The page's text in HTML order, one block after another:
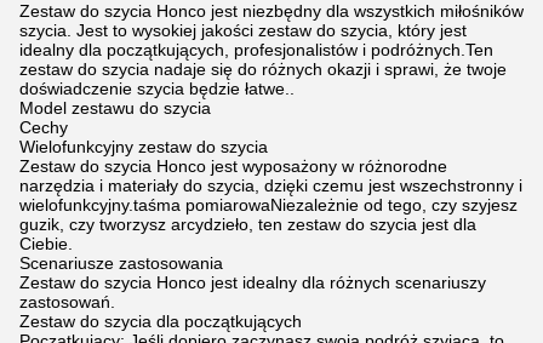
Zestaw do szycia Honco jest niezbędny dla wszystkich miłośników
szycia. Jest to wysokiej jakości zestaw do szycia, który jest
idealny dla początkujących, profesjonalistów i podróżnych.Ten
zestaw do szycia nadaje się do różnych okazji i sprawi, że twoje
doświadczenie szycia będzie łatwe..
Model zestawu do szycia
Cechy
Wielofunkcyjny zestaw do szycia
Zestaw do szycia Honco jest wyposażony w różnorodne
narzędzia i materiały do szycia, dzięki czemu jest wszechstronny i
wielofunkcyjny.taśma pomiarowaNiezależnie od tego, czy szyjesz
guzik, czy tworzysz arcydzieło, ten zestaw do szycia jest dla
Ciebie.
Scenariusze zastosowania
Zestaw do szycia Honco jest idealny dla różnych scenariuszy
zastosowań.
Zestaw do szycia dla początkujących